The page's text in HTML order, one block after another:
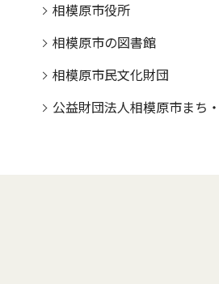
相模原市役所
相模原市の図書館
相模原市民文化財団
公益財団法人相模原市まち